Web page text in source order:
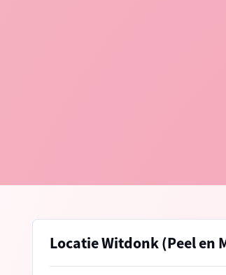
Locatie Witdonk (Peel en